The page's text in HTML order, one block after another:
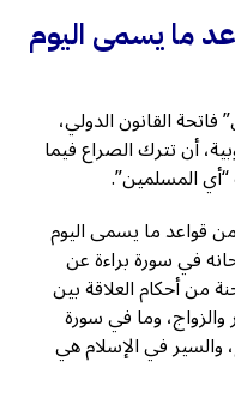
ما يسمى اليوم
القانون الدولي،
أن تترك الصراع فيما
“أي المسلمين”.
من قواعد ما يسمى اليوم
في سورة براءة عن
من أحكام العلاقة بين
والزواج، وما في سورة
والسير في الإسلام هي